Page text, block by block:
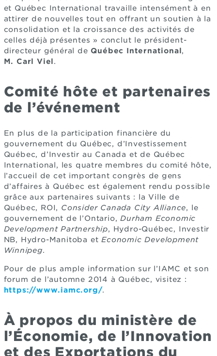
et Québec International travaille intensément à en
attirer de nouvelles tout en offrant un soutien à la
consolidation et la croissance des activités de
celles déjà présentes » conclut le président-
directeur général de Québec International,
M. Carl Viel.
Comité hôte et partenaires
de l’événement
En plus de la participation financière du
gouvernement du Québec, d’Investissement
Québec, d’Investir au Canada et de Québec
International, les quatre membres du comité hôte,
l’accueil de cet important congrès de gens
d’affaires à Québec est également rendu possible
grâce aux partenaires suivants : la Ville de
Québec, ROI, Consider Canada City Alliance, le
gouvernement de l’Ontario,Durham Economic
Development Partnership, Hydro-Québec, Investir
NB, Hydro-Manitoba etEconomic Development
Winnipeg.
Pour de plus ample information sur l’IAMC et son
forum de l’automne 2014 à Québec, visitez :
https://www.iamc.org/.
À propos du ministère de
l’Économie, de l’Innovation
et des Exportations du